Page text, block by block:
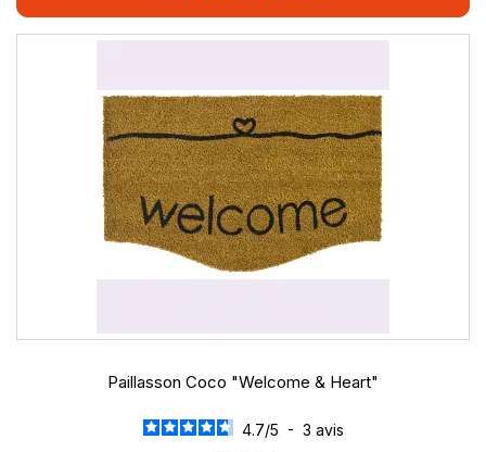
Paillasson Coco "Welcome & Heart"
4.7/5 - 3 avis